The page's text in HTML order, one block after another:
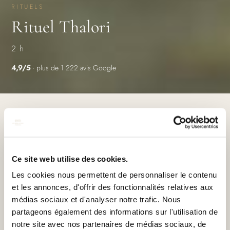
Ce site web utilise des cookies.
Les cookies nous permettent de personnaliser le contenu
et les annonces, d'offrir des fonctionnalités relatives aux
médias sociaux et d'analyser notre trafic. Nous
partageons également des informations sur l'utilisation de
notre site avec nos partenaires de médias sociaux, de
RITUELS
Rituel Thalori
2 h
4,9/5· plus de 1 222 avis Google
Accueil
l'équilibre, né des reliefs de Crète.
Le Rituel Thalori est une invitation à prendre soin de soi
sur deux heures pleines, où la détente du corps
précède la lumière retrouvée du teint. Aux Bains